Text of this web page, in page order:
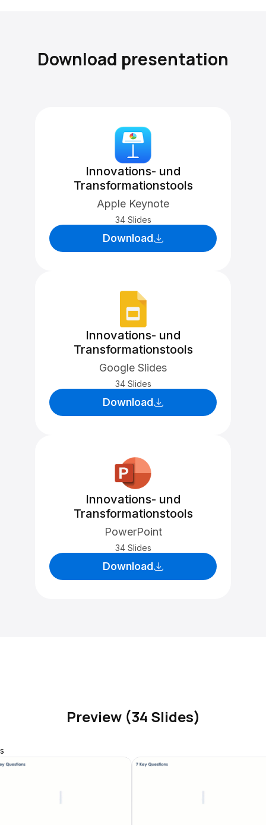
Download presentation
Innovations- und
Transformationstools
Apple Keynote
34 Slides
Download
Innovations- und
Transformationstools
Google Slides
34 Slides
Download
Innovations- und
Transformationstools
PowerPoint
34 Slides
Download
Preview (34 Slides)
s